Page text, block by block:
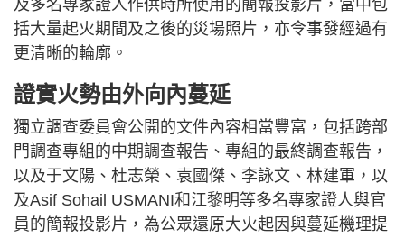
及多名專家證人作供時所使用的簡報投影片，當中包
括大量起火期間及之後的災場照片，亦令事發經過有
更清晰的輪廓。
證實火勢由外向內蔓延
獨立調查委員會公開的文件內容相當豐富，包括跨部
門調查專組的中期調查報告、專組的最終調查報告，
以及于文陽、杜志榮、袁國傑、李詠文、林建軍，以
及Asif Sohail USMANI和江黎明等多名專家證人與官
員的簡報投影片，為公眾還原大火起因與蔓延機理提